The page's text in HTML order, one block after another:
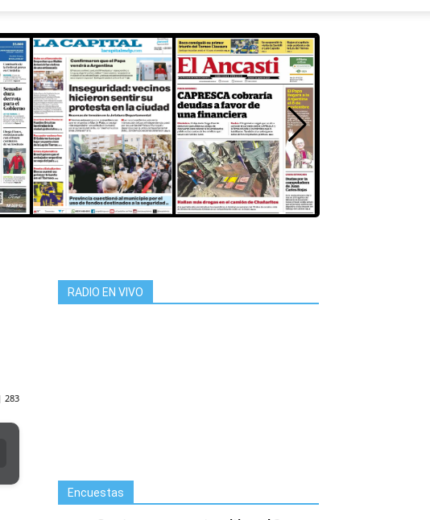
283
RADIO EN VIVO
Encuestas